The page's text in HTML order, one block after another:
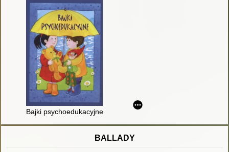
Bajki psychoedukacyjne : prace uczestników warsztatów
BALLADY